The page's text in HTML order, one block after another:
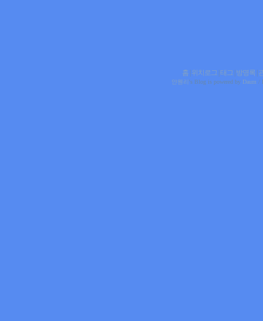
홈| 위치로그| 태그| 방명록|
얀웬리 's Blog is powered by Daum /